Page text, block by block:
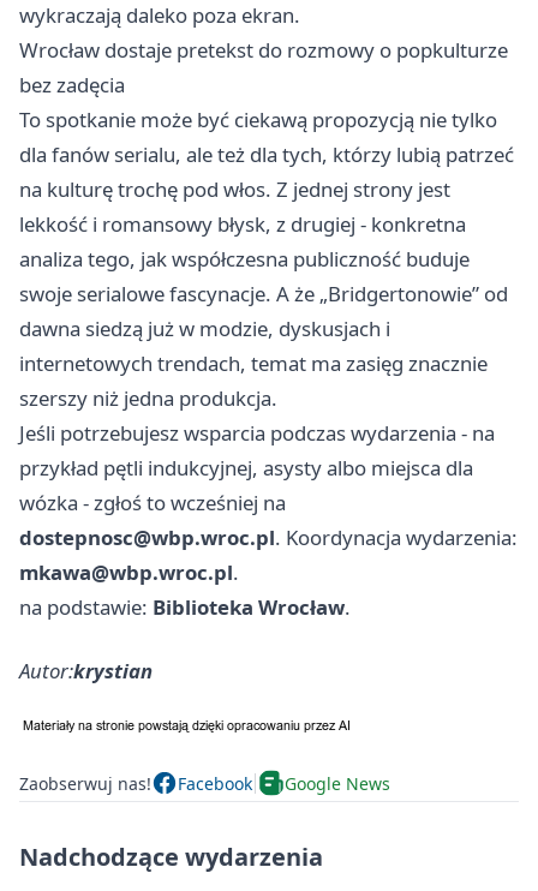
wykraczają daleko poza ekran.
Wrocław dostaje pretekst do rozmowy o popkulturze
bez zadęcia
To spotkanie może być ciekawą propozycją nie tylko
dla fanów serialu, ale też dla tych, którzy lubią patrzeć
na kulturę trochę pod włos. Z jednej strony jest
lekkość i romansowy błysk, z drugiej - konkretna
analiza tego, jak współczesna publiczność buduje
swoje serialowe fascynacje. A że „Bridgertonowie” od
dawna siedzą już w modzie, dyskusjach i
internetowych trendach, temat ma zasięg znacznie
szerszy niż jedna produkcja.
Jeśli potrzebujesz wsparcia podczas wydarzenia - na
przykład pętli indukcyjnej, asysty albo miejsca dla
wózka - zgłoś to wcześniej na
dostepnosc@wbp.wroc.pl. Koordynacja wydarzenia:
mkawa@wbp.wroc.pl.
na podstawie: Biblioteka Wrocław.
Autor:krystian
Zaobserwuj nas! Facebook Google News
Nadchodzące wydarzenia